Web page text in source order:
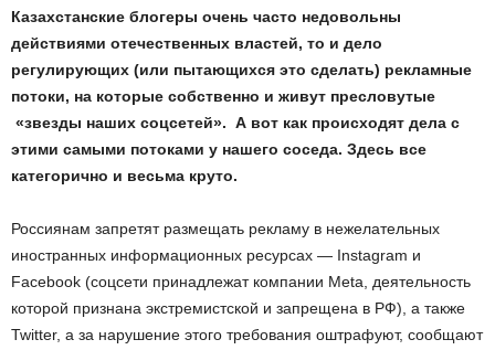
Казахстанские блогеры очень часто недовольны
действиями отечественных властей, то и дело
регулирующих (или пытающихся это сделать) рекламные
потоки, на которые собственно и живут пресловутые
«звезды наших соцсетей». А вот как происходят дела с
этими самыми потоками у нашего соседа. Здесь все
категорично и весьма круто.
Россиянам запретят размещать рекламу в нежелательных
иностранных информационных ресурсах ― Instagram и
Facebook (соцсети принадлежат компании Meta, деятельность
которой признана экстремистской и запрещена в РФ), а также
Twitter, а за нарушение этого требования оштрафуют, сообщают